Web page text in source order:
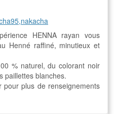
HENNA rayan vous
Henné raffiné, minutieux et
% naturel, du colorant noir
paillettes blanches.
plus de renseignements